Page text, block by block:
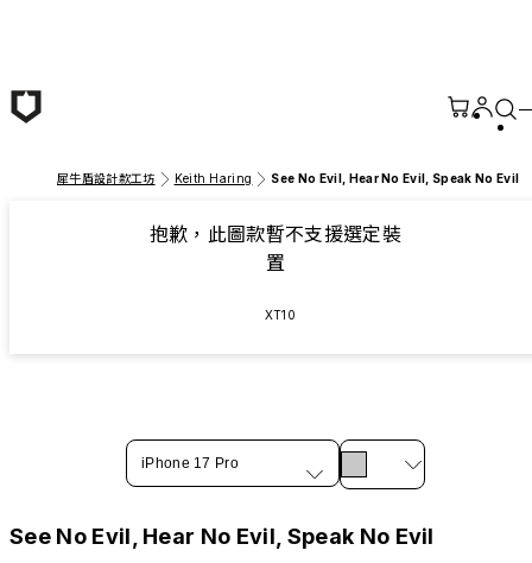
犀牛盾設計款工坊 Keith Haring See No Evil, Hear No Evil, Speak No Evil
抱歉，此圖款暫不支援選定裝
置
XT10
iPhone 17 Pro
See No Evil, Hear No Evil, Speak No Evil